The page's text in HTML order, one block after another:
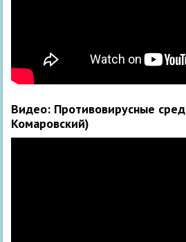
Видео: Противовирусные
Комаровский)